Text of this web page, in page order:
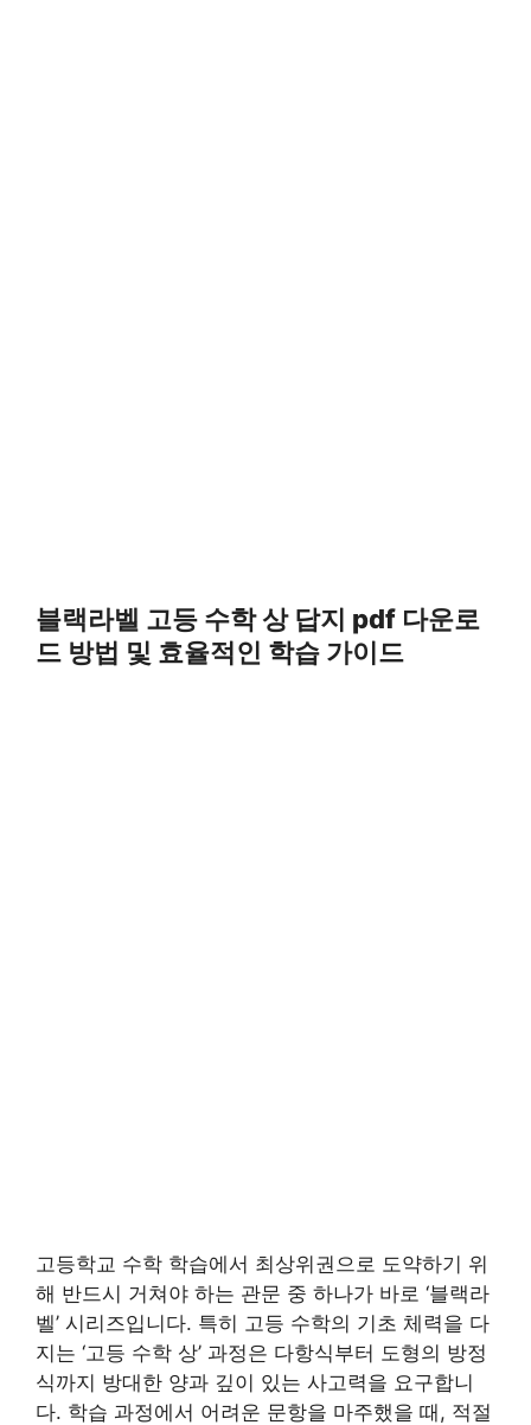
블랙라벨 고등 수학 상 답지 pdf 다운로
드 방법 및 효율적인 학습 가이드
고등학교 수학 학습에서 최상위권으로 도약하기 위
해 반드시 거쳐야 하는 관문 중 하나가 바로 ‘블랙라
벨’ 시리즈입니다. 특히 고등 수학의 기초 체력을 다
지는 ‘고등 수학 상’ 과정은 다항식부터 도형의 방정
식까지 방대한 양과 깊이 있는 사고력을 요구합니
다. 학습 과정에서 어려운 문항을 마주했을 때, 적절